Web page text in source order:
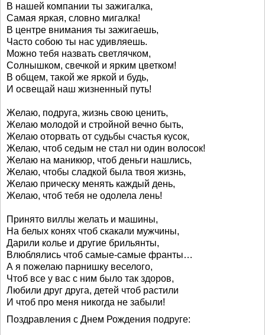
В нашей компании ты зажигалка,
Самая яркая, словно мигалка!
В центре внимания ты зажигаешь,
Часто собою ты нас удивляешь.
Можно тебя назвать светлячком,
Солнышком, свечкой и ярким цветком!
В общем, такой же яркой и будь,
И освещай наш жизненный путь!
Желаю, подруга, жизнь свою ценить,
Желаю молодой и стройной вечно быть,
Желаю оторвать от судьбы счастья кусок,
Желаю, чтоб седым не стал ни один волосок!
Желаю на маникюр, чтоб деньги нашлись,
Желаю, чтобы сладкой была твоя жизнь,
Желаю прическу менять каждый день,
Желаю, чтоб тебя не одолела лень!
Принято виллы желать и машины,
На белых конях чтоб скакали мужчины,
Дарили колье и другие брильянты,
Влюблялись чтоб самые-самые франты…
А я пожелаю парнишку веселого,
Чтоб все у вас с ним было так здоров,
Любили друг друга, детей чтоб растили
И чтоб про меня никогда не забыли!
Поздравления с Днем Рождения подруге: